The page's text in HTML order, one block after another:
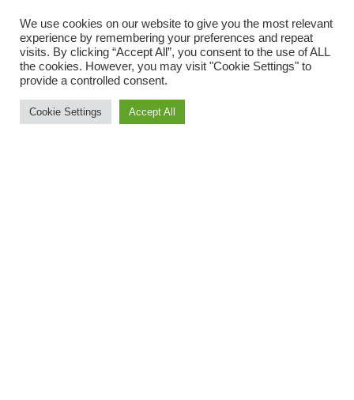
MAX_ADMIN
25. MÄRZ 2025
PHOTOGRAPHY/HIMALAYA/STORY
PREV
Die Herausforderung auf Robinson Crusoe Island:
We use cookies on our website to give you the most relevant
experience by remembering your preferences and repeat
visits. By clicking “Accept All”, you consent to the use of ALL
the cookies. However, you may visit "Cookie Settings" to
provide a controlled consent.
Cookie Settings Accept All